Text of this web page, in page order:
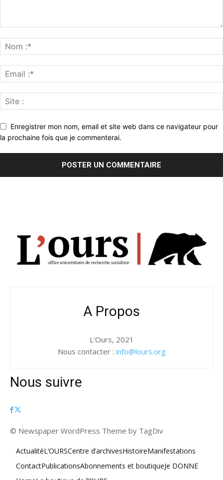
Enregistrer mon nom, email et site web dans ce navigateur pour
la prochaine fois que je commenterai.
A Propos
L'Ours, 2021
Nous contacter : info@lours.org
Nous suivre
© Newspaper WordPress Theme by TagDiv
ActualitéL’OURSCentre d’archivesHistoireManifestations
ContactPublicationsAbonnements et boutiqueJe DONNE